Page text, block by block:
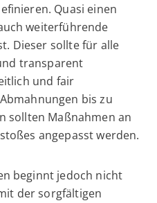
Quasi einen
weiterführende
Dieser sollte für alle
transparent
und fair
bis zu
sollten Maßnahmen an
angepasst werden.
beginnt jedoch nicht
der sorgfältigen